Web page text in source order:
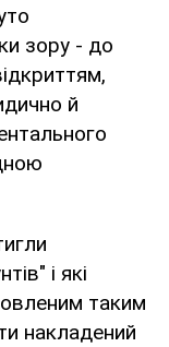
зору - до
й
і які
таким
накладений